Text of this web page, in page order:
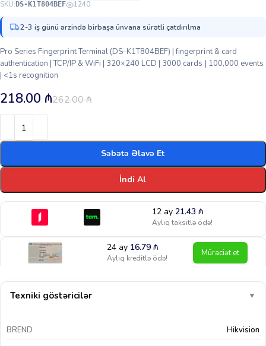
SKU: DS-K1T804BEF 1240
2-3 iş günü ərzində birbaşa ünvana sürətli çatdırılma
Pro Series Fingerprint Terminal (DS-K1T804BEF) | fingerprint & card
authentication | TCP/IP & WiFi | 320×240 LCD | 3000 cards | 100,000 events
| <1s recognition
262.00₼
218.00 ₼
Səbətə Əlavə Et
İndi Al
12 ay 21.43 ₼
Aylıq taksitlə ödə!
24 ay 16.79₼
Aylıq kreditlə ödə! Müraciət et
Texniki göstəricilər ▼
BREND Hikvision